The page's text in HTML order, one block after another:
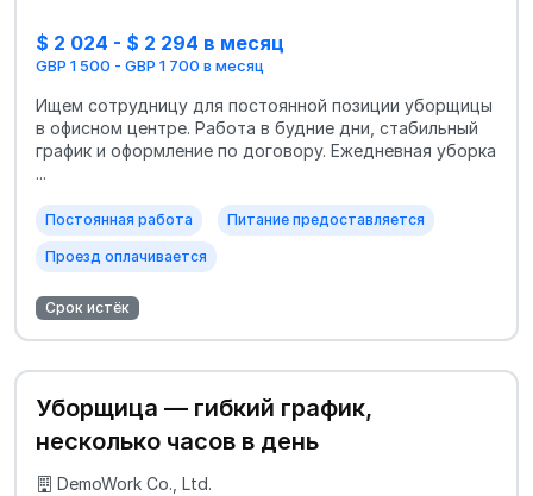
$ 2 024 - $ 2 294 в месяц
GBP 1 500 - GBP 1 700 в месяц
Ищем сотрудницу для постоянной позиции уборщицы
в офисном центре. Работа в будние дни, стабильный
график и оформление по договору. Ежедневная уборка
...
Постоянная работа Питание предоставляется
Проезд оплачивается
Срок истёк
Уборщица — гибкий график,
несколько часов в день
DemoWork Co., Ltd.